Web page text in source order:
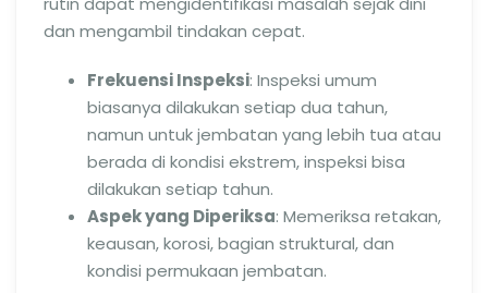
dan mengambil tindakan cepat.
Frekuensi Inspeksi: Inspeksi umum
biasanya dilakukan setiap dua tahun,
namun untuk jembatan yang lebih tua atau
berada di kondisi ekstrem, inspeksi bisa
dilakukan setiap tahun.
Aspek yang Diperiksa: Memeriksa retakan,
keausan, korosi, bagian struktural, dan
kondisi permukaan jembatan.